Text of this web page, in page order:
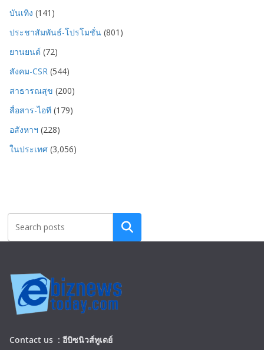
บันเทิง (141)
ประชาสัมพันธ์-โปรโมชั่น (801)
ยานยนต์ (72)
สังคม-CSR (544)
สาธารณสุข (200)
สื่อสาร-ไอที (179)
อสังหาฯ (228)
ในประเทศ (3,056)
Search
Contact us : อีบิซนิวส์ทูเดย์